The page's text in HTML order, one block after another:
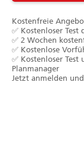
Kostenfreie
✅ Kostenloser Test
✅ 2 Wochen
✅ Kostenlose
✅ Kostenloser Test
Planmanager
Jetzt anmelden